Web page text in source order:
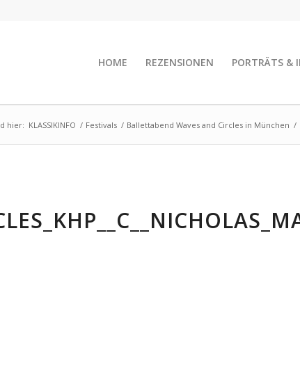
HOME REZENSIONEN PORTRÄTS &
hier: KLASSIKINFO / Festivals / Ballettabend Waves and Circles in München /